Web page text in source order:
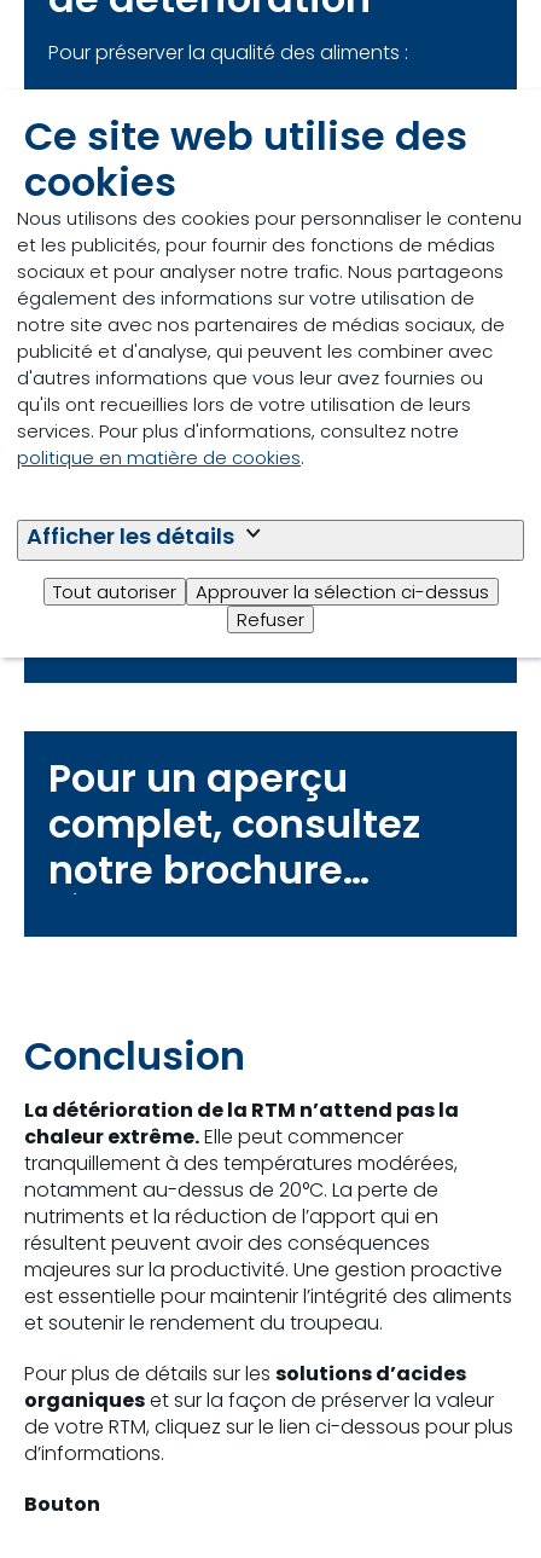
Ce site web utilise des
cookies
Nous utilisons des cookies pour personnaliser le contenu
et les publicités, pour fournir des fonctions de médias
sociaux et pour analyser notre trafic. Nous partageons
également des informations sur votre utilisation de
notre site avec nos partenaires de médias sociaux, de
publicité et d'analyse, qui peuvent les combiner avec
d'autres informations que vous leur avez fournies ou
qu'ils ont recueillies lors de votre utilisation de leurs
services. Pour plus d'informations, consultez notre
politique en matière de cookies.
Afficher les détails
Tout autoriser
Approuver la sélection ci-dessus
Refuser
Pour préserver la qualité des aliments :
détérioration des ensilages et de la
RTM
Limitez l’exposition à l’airpendant
l’entreposage et l’alimentation.
Envisagezdes additifs d’acides
organiquespour améliorer la stabilité
aérobie.
Assurez une bonne gestion de la
tailleet des taux de sortie rapides.
Réduire au minimum l’ajout d’eau
Nettoyez régulièrement la
mangeoirepour éviter l’accumulation
de microbes.
Pour un aperçu
complet, consultez
notre brochure
Conclusion
La détérioration de la RTM n’attend pas la
chaleur extrême.Elle peut commencer
tranquillement à des températures modérées,
notamment au-dessus de 20°C. La perte de
nutriments et la réduction de l’apport qui en
résultent peuvent avoir des conséquences
majeures sur la productivité. Une gestion proactive
est essentielle pour maintenir l’intégrité des aliments
et soutenir le rendement du troupeau.
Pour plus de détails sur les solutions d’acides
organiqueset sur la façon de préserver la valeur
de votre RTM, cliquez sur le lien ci-dessous pour plus
d’informations.
Bouton